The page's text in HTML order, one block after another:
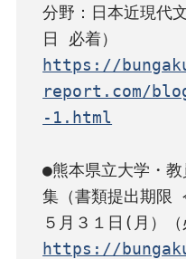
分野：日本近現代
https://
report.com/
-1.html
●熊本県立大学・
集（書類提出期限
https://